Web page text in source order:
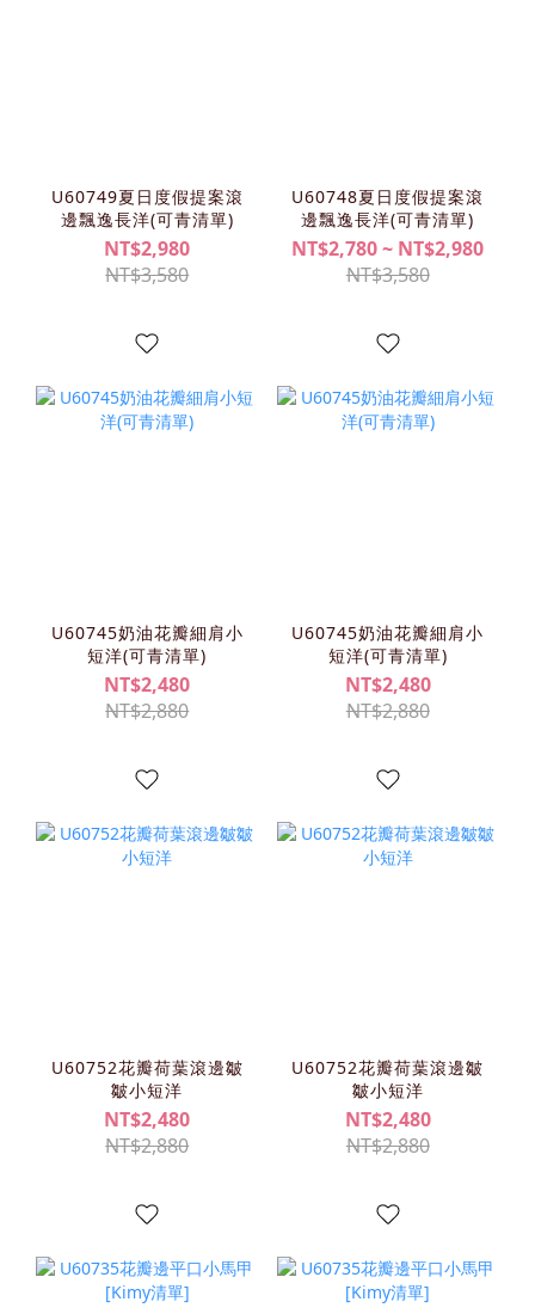
U60749夏日度假提案滾
邊飄逸長洋(可青清單)
NT$2,980
NT$3,580
U60748夏日度假提案滾
邊飄逸長洋(可青清單)
NT$2,780 ~ NT$2,980
NT$3,580
U60745奶油花瓣細肩小
短洋(可青清單)
NT$2,480
NT$2,880
U60745奶油花瓣細肩小
短洋(可青清單)
NT$2,480
NT$2,880
U60752花瓣荷葉滾邊皺
皺小短洋
NT$2,480
NT$2,880
U60752花瓣荷葉滾邊皺
皺小短洋
NT$2,480
NT$2,880